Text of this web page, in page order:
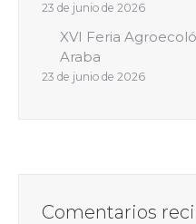
23 de junio de 2026
XVI Feria
Araba
23 de junio de 2026
Comentarios